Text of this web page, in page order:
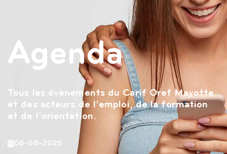
Agenda
Tous les évènements du Carif Oref Mayotte
et des acteurs de l’emploi, de la formation
et de l’orientation.
06-08-2025